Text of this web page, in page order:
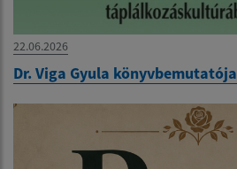
22.06.2026
Dr. Viga Gyula